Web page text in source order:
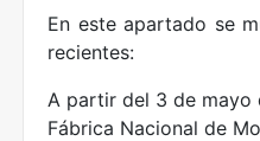
Mostrar/Ocultar
En este apartado se
recientes:
A partir del 3 de mayo
Fábrica Nacional de